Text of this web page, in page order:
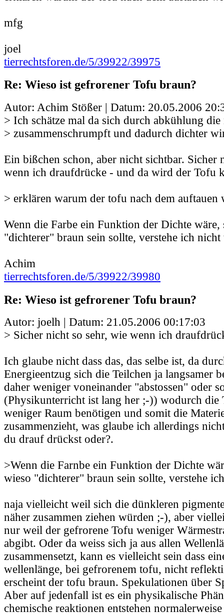
mfg
joel
tierrechtsforen.de/5/39922/39975
Re: Wieso ist gefrorener Tofu braun?
Autor: Achim Stößer | Datum: 20.05.2006
> Ich schätze mal da sich durch abkühlung die
> zusammenschrumpft und dadurch dichter
Ein bißchen schon, aber nicht sichtbar. Sicher
wenn ich draufdrücke - und da wird der Tofu
> erklären warum der tofu nach dem auftauen
Wenn die Farbe ein Funktion der Dichte wäre,
"dichterer" braun sein sollte, verstehe ich
Achim
tierrechtsforen.de/5/39922/39980
Re: Wieso ist gefrorener Tofu braun?
Autor: joelh | Datum: 21.05.2006 00:17:03
> Sicher nicht so sehr, wie wenn ich
Ich glaube nicht dass das, das selbe ist, da
Energieentzug sich die Teilchen ja langsamer
daher weniger voneinander "abstossen" oder
(Physikunterricht ist lang her ;-)) wodurch die
weniger Raum benötigen und somit die
zusammenzieht, was glaube ich allerdings
du drauf drückst oder?.
>Wenn die Farnbe ein Funktion der Dichte
wieso "dichterer" braun sein sollte, verstehe
naja vielleicht weil sich die dünkleren
näher zusammen ziehen würden ;-), aber
nur weil der gefrorene Tofu weniger
abgibt. Oder da weiss sich ja aus allen
zusammensetzt, kann es vielleicht sein dass
wellenlänge, bei gefrorenem tofu, nicht
erscheint der tofu braun. Spekulationen über
Aber auf jedenfall ist es ein physikalische
chemische reaktionen entstehen